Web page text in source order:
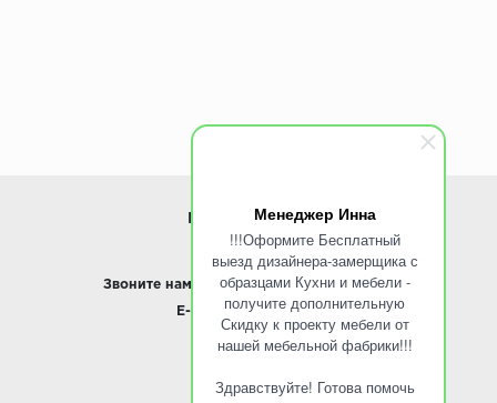
Менеджер Инна
!!!Оформите Бесплатный
выезд дизайнера-замерщика с
образцами Кухни и мебели -
получите дополнительную
Скидку к проекту мебели от
нашей мебельной фабрики!!!
Здравствуйте! Готова помочь
ИНФОРМАЦИЯ
www.ROINST.ru
Звоните нам: 8 495 797-10-50 / Whatsapp
E-mail: info@roinst.ru
О КОМПАНИИ
О компании